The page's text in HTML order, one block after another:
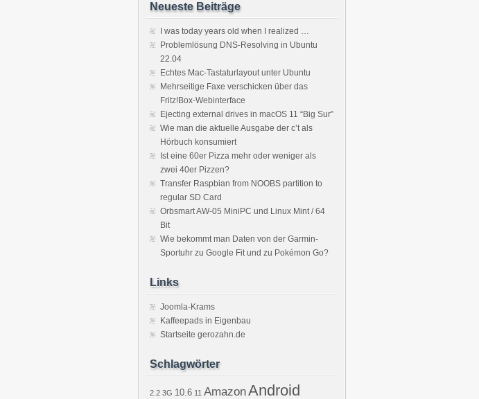
Neueste Beiträge
I was today years old when I realized …
Problemlösung DNS-Resolving in Ubuntu
22.04
Echtes Mac-Tastaturlayout unter Ubuntu
Mehrseitige Faxe verschicken über das
Fritz!Box-Webinterface
Ejecting external drives in macOS 11 “Big Sur”
Wie man die aktuelle Ausgabe der c’t als
Hörbuch konsumiert
Ist eine 60er Pizza mehr oder weniger als
zwei 40er Pizzen?
Transfer Raspbian from NOOBS partition to
regular SD Card
Orbsmart AW-05 MiniPC und Linux Mint / 64
Bit
Wie bekommt man Daten von der Garmin-
Sportuhr zu Google Fit und zu Pokémon Go?
Links
Joomla-Krams
Kaffeepads in Eigenbau
Startseite gerozahn.de
Schlagwörter
2.2 3G 10.6 11 AmazonAndroid